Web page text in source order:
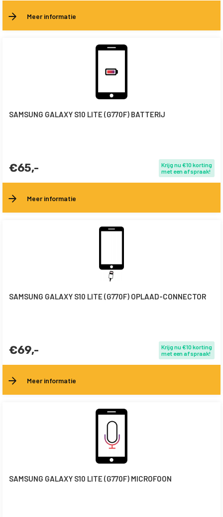
Meer informatie
SAMSUNG GALAXY S10 LITE (G770F) BATTERIJ
€65,-
Krijg nu €10 korting
met een afspraak!
Meer informatie
SAMSUNG GALAXY S10 LITE (G770F) OPLAAD-CONNECTOR
€69,-
Krijg nu €10 korting
met een afspraak!
Meer informatie
SAMSUNG GALAXY S10 LITE (G770F) MICROFOON